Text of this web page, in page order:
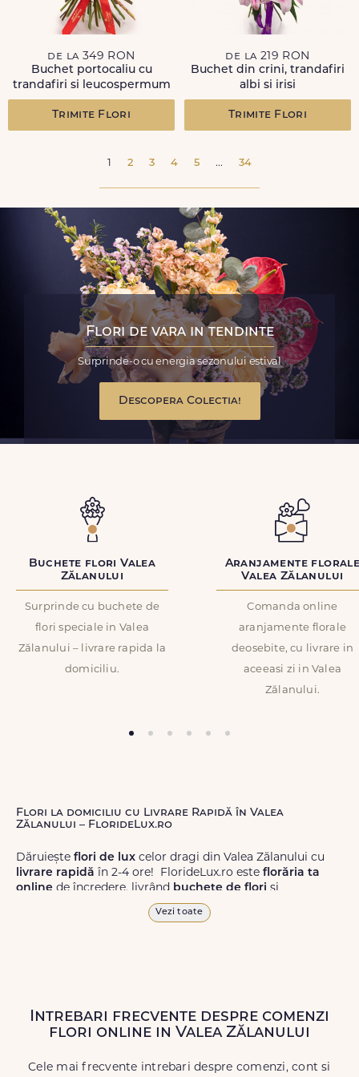
de la 349 RON
Buchet portocaliu cu
trandafiri si leucospermum
Trimite Flori
de la 219 RON
Buchet din crini, trandafiri
albi si irisi
Trimite Flori
1 2 3 4 5 ... 34
Flori de vara in tendinte
Surprinde-o cu energia sezonului estival
Descopera Colectia!
Buchete flori Valea
Zălanului
Surprinde cu buchete de
flori speciale in Valea
Zălanului – livrare rapida la
domiciliu.
Aranjamente
Valea Zălanului
Comanda online
aranjamente florale
deosebite, cu livrare in
aceeasi zi in Valea
Zălanului.
Flori la domiciliu cu Livrare Rapidă în Valea
Zălanului – FlorideLux.ro
Dăruiește flori de lux celor dragi din Valea Zălanului cu
livrare rapidă în 2-4 ore! FlorideLux.ro este florăria ta
online de încredere, livrând buchete de flori și
de calitate superioară în Valea
Zălanului și în toată România.
Livrăm buchete de flori chiar și înweekend, pentru ca tu
Vezi toate
Intrebari frecvente despre comenzi
flori online in Valea Zălanului
Cele mai frecvente intrebari despre comenzi, cont si